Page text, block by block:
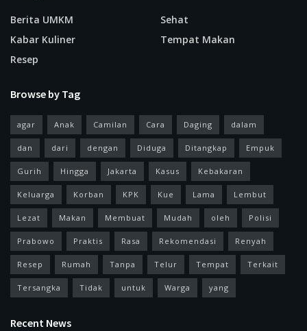
Berita UMKM
Kabar Kuliner
Resep
Sehat
Tempat Makan
Browse by Tag
agar Anak Camilan Cara Daging dalam
dan dari dengan Diduga Ditangkap Empuk
Gurih Hingga Jakarta Kasus Kebakaran
Keluarga Korban KPK Kue Lama Lembut
Lezat Makan Membuat Mudah oleh Polisi
Prabowo Praktis Rasa Rekomendasi Renyah
Resep Rumah Tanpa Telur Tempat Terkait
Tersangka Tidak untuk Warga yang
Recent News